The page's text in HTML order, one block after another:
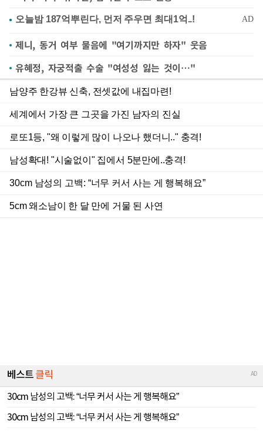
제니, 동거 여부 물음에 "여기까지만 하자" 웃음
유혜정, 자궁적출 수술 "여성성 잃는 것이…"